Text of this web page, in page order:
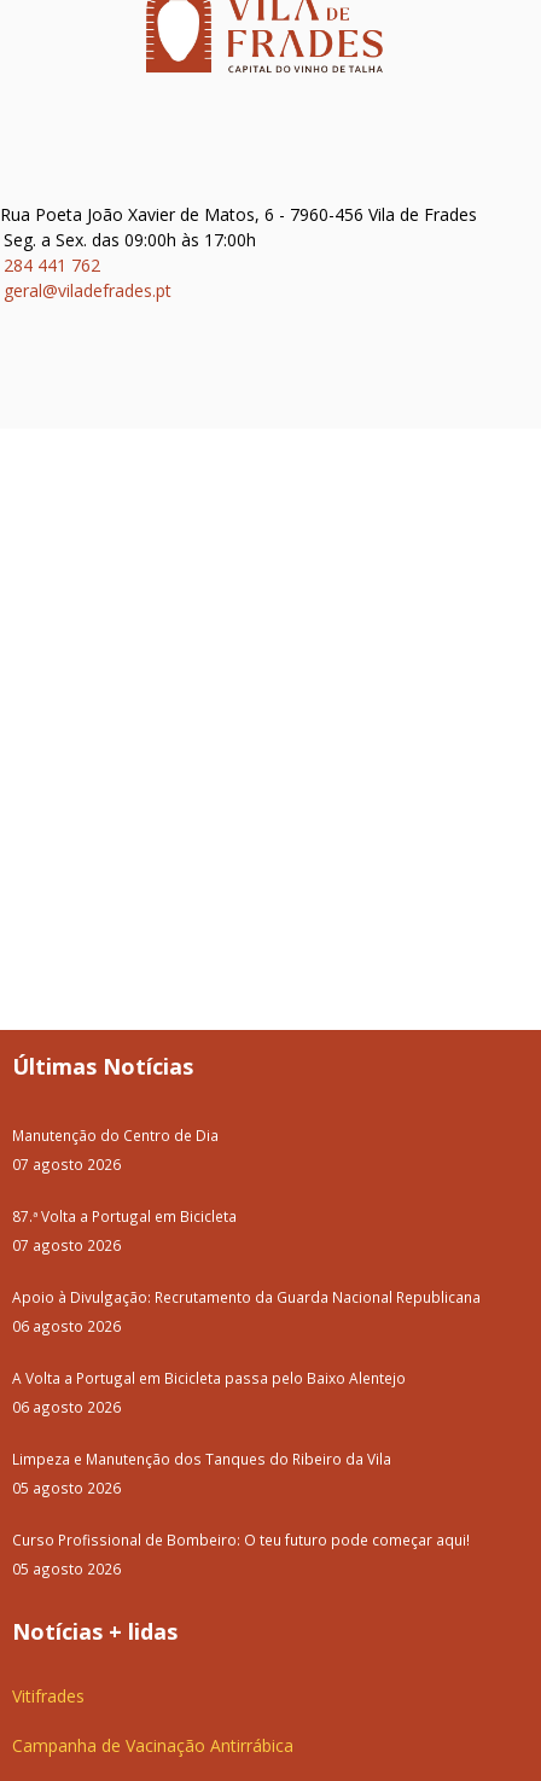
Poeta João Xavier de Matos, 6 - 7960-456 Vila de Frades
Seg. a Sex. das 09:00h às 17:00h
284 441 762
geral@viladefrades.pt
Últimas Notícias
Manutenção do Centro de Dia
07 agosto 2026
87.ª Volta a Portugal em Bicicleta
07 agosto 2026
Apoio à Divulgação: Recrutamento da Guarda Nacional Republicana
06 agosto 2026
A Volta a Portugal em Bicicleta passa pelo Baixo Alentejo
06 agosto 2026
Limpeza e Manutenção dos Tanques do Ribeiro da Vila
05 agosto 2026
Curso Profissional de Bombeiro: O teu futuro pode começar aqui!
05 agosto 2026
Notícias + lidas
Vitifrades
Campanha de Vacinação Antirrábica